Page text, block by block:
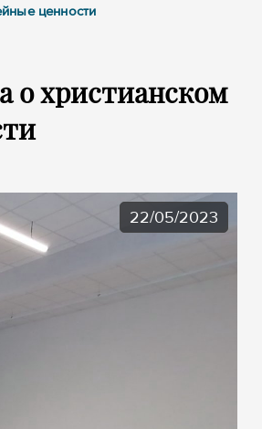
ценности
о христианском
22/05/2023